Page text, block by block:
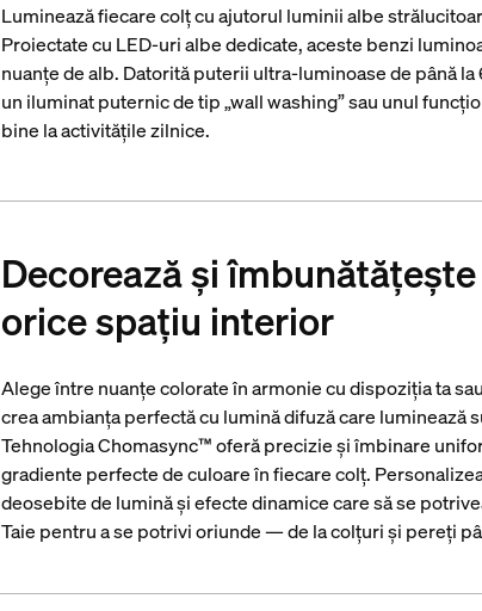
Luminează fiecare colț cu ajutorul luminii albe
Proiectate cu LED-uri albe dedicate, aceste benzi
nuanțe de alb. Datorită puterii ultra-luminoase de până
un iluminat puternic de tip „wall washing” sau unul
bine la activitățile zilnice.
Decorează și
orice spațiu interior
Alege între nuanțe colorate în armonie cu dispoziția ta
crea ambianța perfectă cu lumină difuză care luminează
Tehnologia Chomasync™ oferă precizie și îmbinare
gradiente perfecte de culoare în fiecare colț.
deosebite de lumină și efecte dinamice care să se
Taie pentru a se potrivi oriunde — de la colțuri și pereți